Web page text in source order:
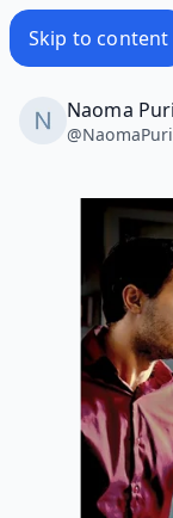
Skip to content
Naoma Puri
@